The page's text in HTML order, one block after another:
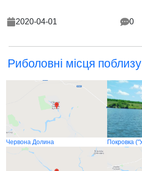
2020-04-01 0
Риболовні місця поблизу
Червона Долина Покровка